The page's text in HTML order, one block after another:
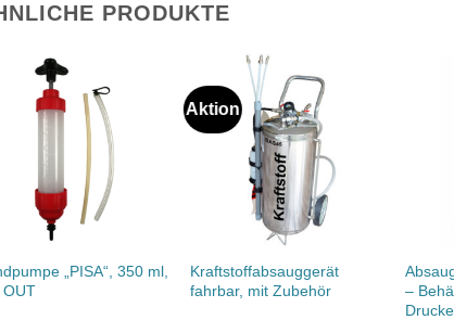
PRODUKTE
„PISA“, 350 ml,
OUT
Aktion
Kraftstoffabsauggerät
fahrbar, mit Zubehör
–